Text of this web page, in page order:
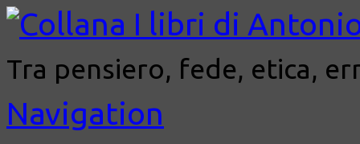
Tra pensiero, fede, etica,
Navigation